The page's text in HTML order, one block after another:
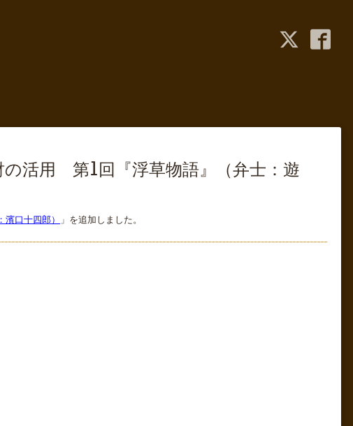
活用 第1回『浮草物語』（弁士：遊
口十四郎） 」を追加しました。